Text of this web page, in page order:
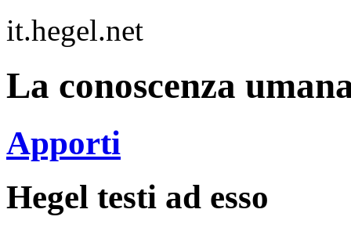
it.hegel.net
La conoscenza
Apporti
Hegel testi ad esso